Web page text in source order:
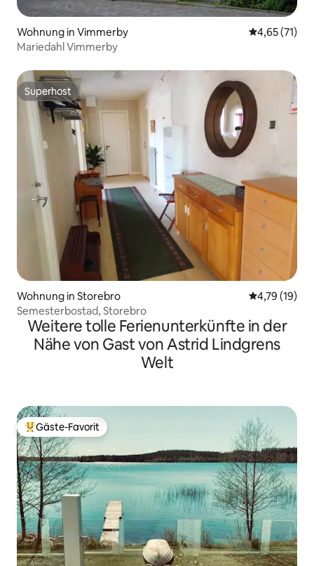
Wohnung in Vimmerby
4,65 (71)
Mariedahl Vimmerby
Superhost
Superhost
Wohnung in Storebro
4,79 (19)
Semesterbostad, Storebro
Weitere tolle Ferienunterkünfte in der
Nähe von Gast von Astrid Lindgrens
Welt
Beliebter Gäste-Favorit.
Gäste-Favorit